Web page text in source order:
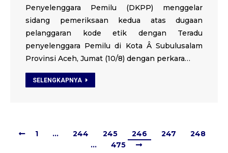
Penyelenggara Pemilu (DKPP) menggelar
sidang pemeriksaan kedua atas dugaan
pelanggaran kode etik dengan Teradu
penyelenggara Pemilu di Kota Â Subulusalam
Provinsi Aceh, Jumat (10/8) dengan perkara…
SELENGKAPNYA
1 … 244 245 246 247
248
…
475